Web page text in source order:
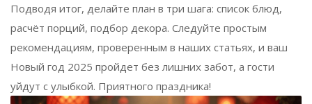
Подводя итог, делайте план в три шага: список блюд,
расчёт порций, подбор декора. Следуйте простым
рекомендациям, проверенным в наших статьях, и ваш
Новый год 2025 пройдет без лишних забот, а гости
уйдут с улыбкой. Приятного праздника!